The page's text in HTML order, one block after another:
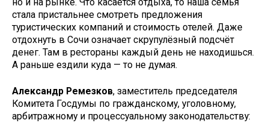
стала пристальнее смотреть предложения
туристических компаний и стоимость отелей. Даже
отдохнуть в Сочи означает скрупулёзный подсчёт
денег. Там в рестораны каждый день не находишься.
А раньше ездили куда — то не думая.
Александр Ремезков, заместитель председателя
Комитета Госдумы по гражданскому, уголовному,
арбитражному и процессуальному законодательству: